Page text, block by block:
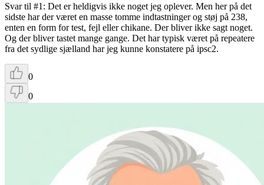
Svar til #1: Det er heldigvis ikke noget jeg oplever. Men her på det
sidste har der været en masse tomme indtastninger og støj på 238,
enten en form for test, fejl eller chikane. Der bliver ikke sagt noget.
Og der bliver tastet mange gange. Det har typisk været på repeatere
fra det sydlige sjælland har jeg kunne konstatere på ipsc2.
0
0